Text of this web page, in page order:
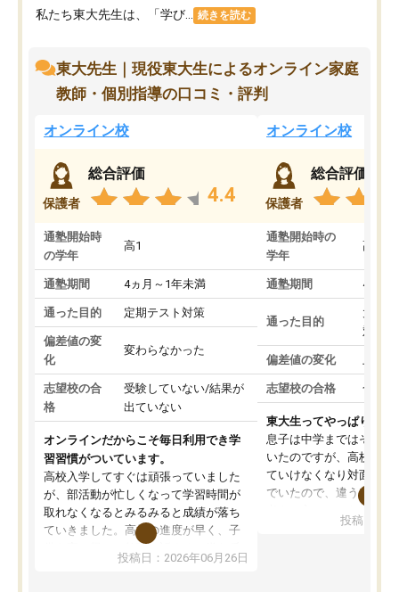
私たち東大先生は、「学び... 続きを読む
東大先生｜現役東大生によるオンライン家庭
教師・個別指導の口コミ・評判
オンライン校
保護者
総合評価
4.4
通塾開始時
の学年
高1
通塾期間 4ヵ月～1年未満
通った目的 定期テスト対策
偏差値の変
化
変わらなかった
志望校の合
格
受験していない/結果が
出ていない
オンラインだからこそ毎日利用でき学
習習慣がついています。
高校入学してすぐは頑張っていました
が、部活動が忙しくなって学習時間が
取れなくなるとみるみると成績が落ち
ていきました。高校の進度が早く、子
供も家に帰って勉強の話すると嫌な反
応を示します。東大先生にお願いして
投稿日：2026年06月26日
オンライン校
保護者
総合評価
通塾開始時の
学年
高3
通塾期間 4ヵ月
通った目的
大学
対策
偏差値の変化 上が
志望校の合格 合格
東大生ってやっぱりすご
息子は中学まではそこそ
いたのですが、高校に入
ていけなくなり対面の塾
でいたので、違うアプロ
で、当初は模試でD判定
投稿日：